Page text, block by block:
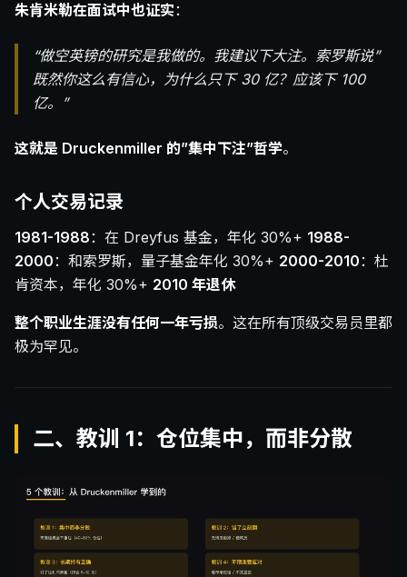
朱肯米勒在面试中也证实：
“做空英镑的研究是我做的。我建议下大注。索罗斯说”
既然你这么有信心，为什么只下 30 亿？应该下 100
亿。”
这就是 Druckenmiller 的”集中下注”哲学。
个人交易记录
1981-1988：在 Dreyfus 基金，年化 30%+ 1988-
2000：和索罗斯，量子基金年化 30%+ 2000-2010：杜
肯资本，年化 30%+ 2010 年退休
整个职业生涯没有任何一年亏损。这在所有顶级交易员里都
极为罕见。
二、教训 1：仓位集中，而非分散